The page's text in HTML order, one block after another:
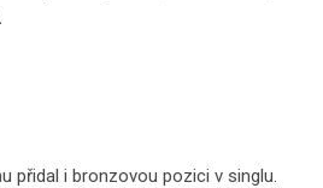
přidal i bronzovou pozici v singlu.